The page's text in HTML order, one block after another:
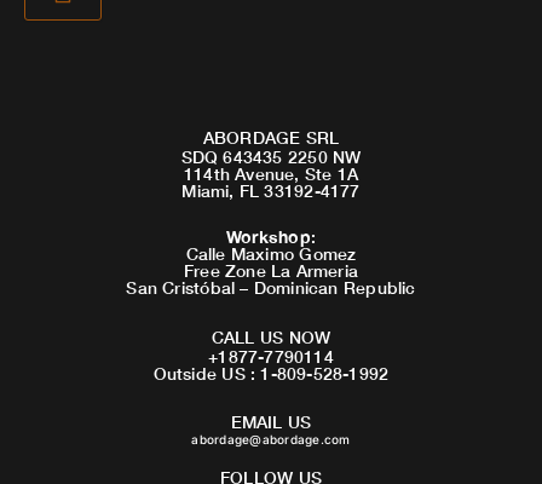
ABORDAGE SRL
SDQ 643435 2250 NW
114th Avenue, Ste 1A
Miami, FL 33192-4177
Workshop:
Calle Maximo Gomez
Free Zone La Armeria
San Cristóbal – Dominican Republic
CALL US NOW
+1877-7790114
Outside US : 1-809-528-1992
EMAIL US
abordage@abordage.com
FOLLOW US